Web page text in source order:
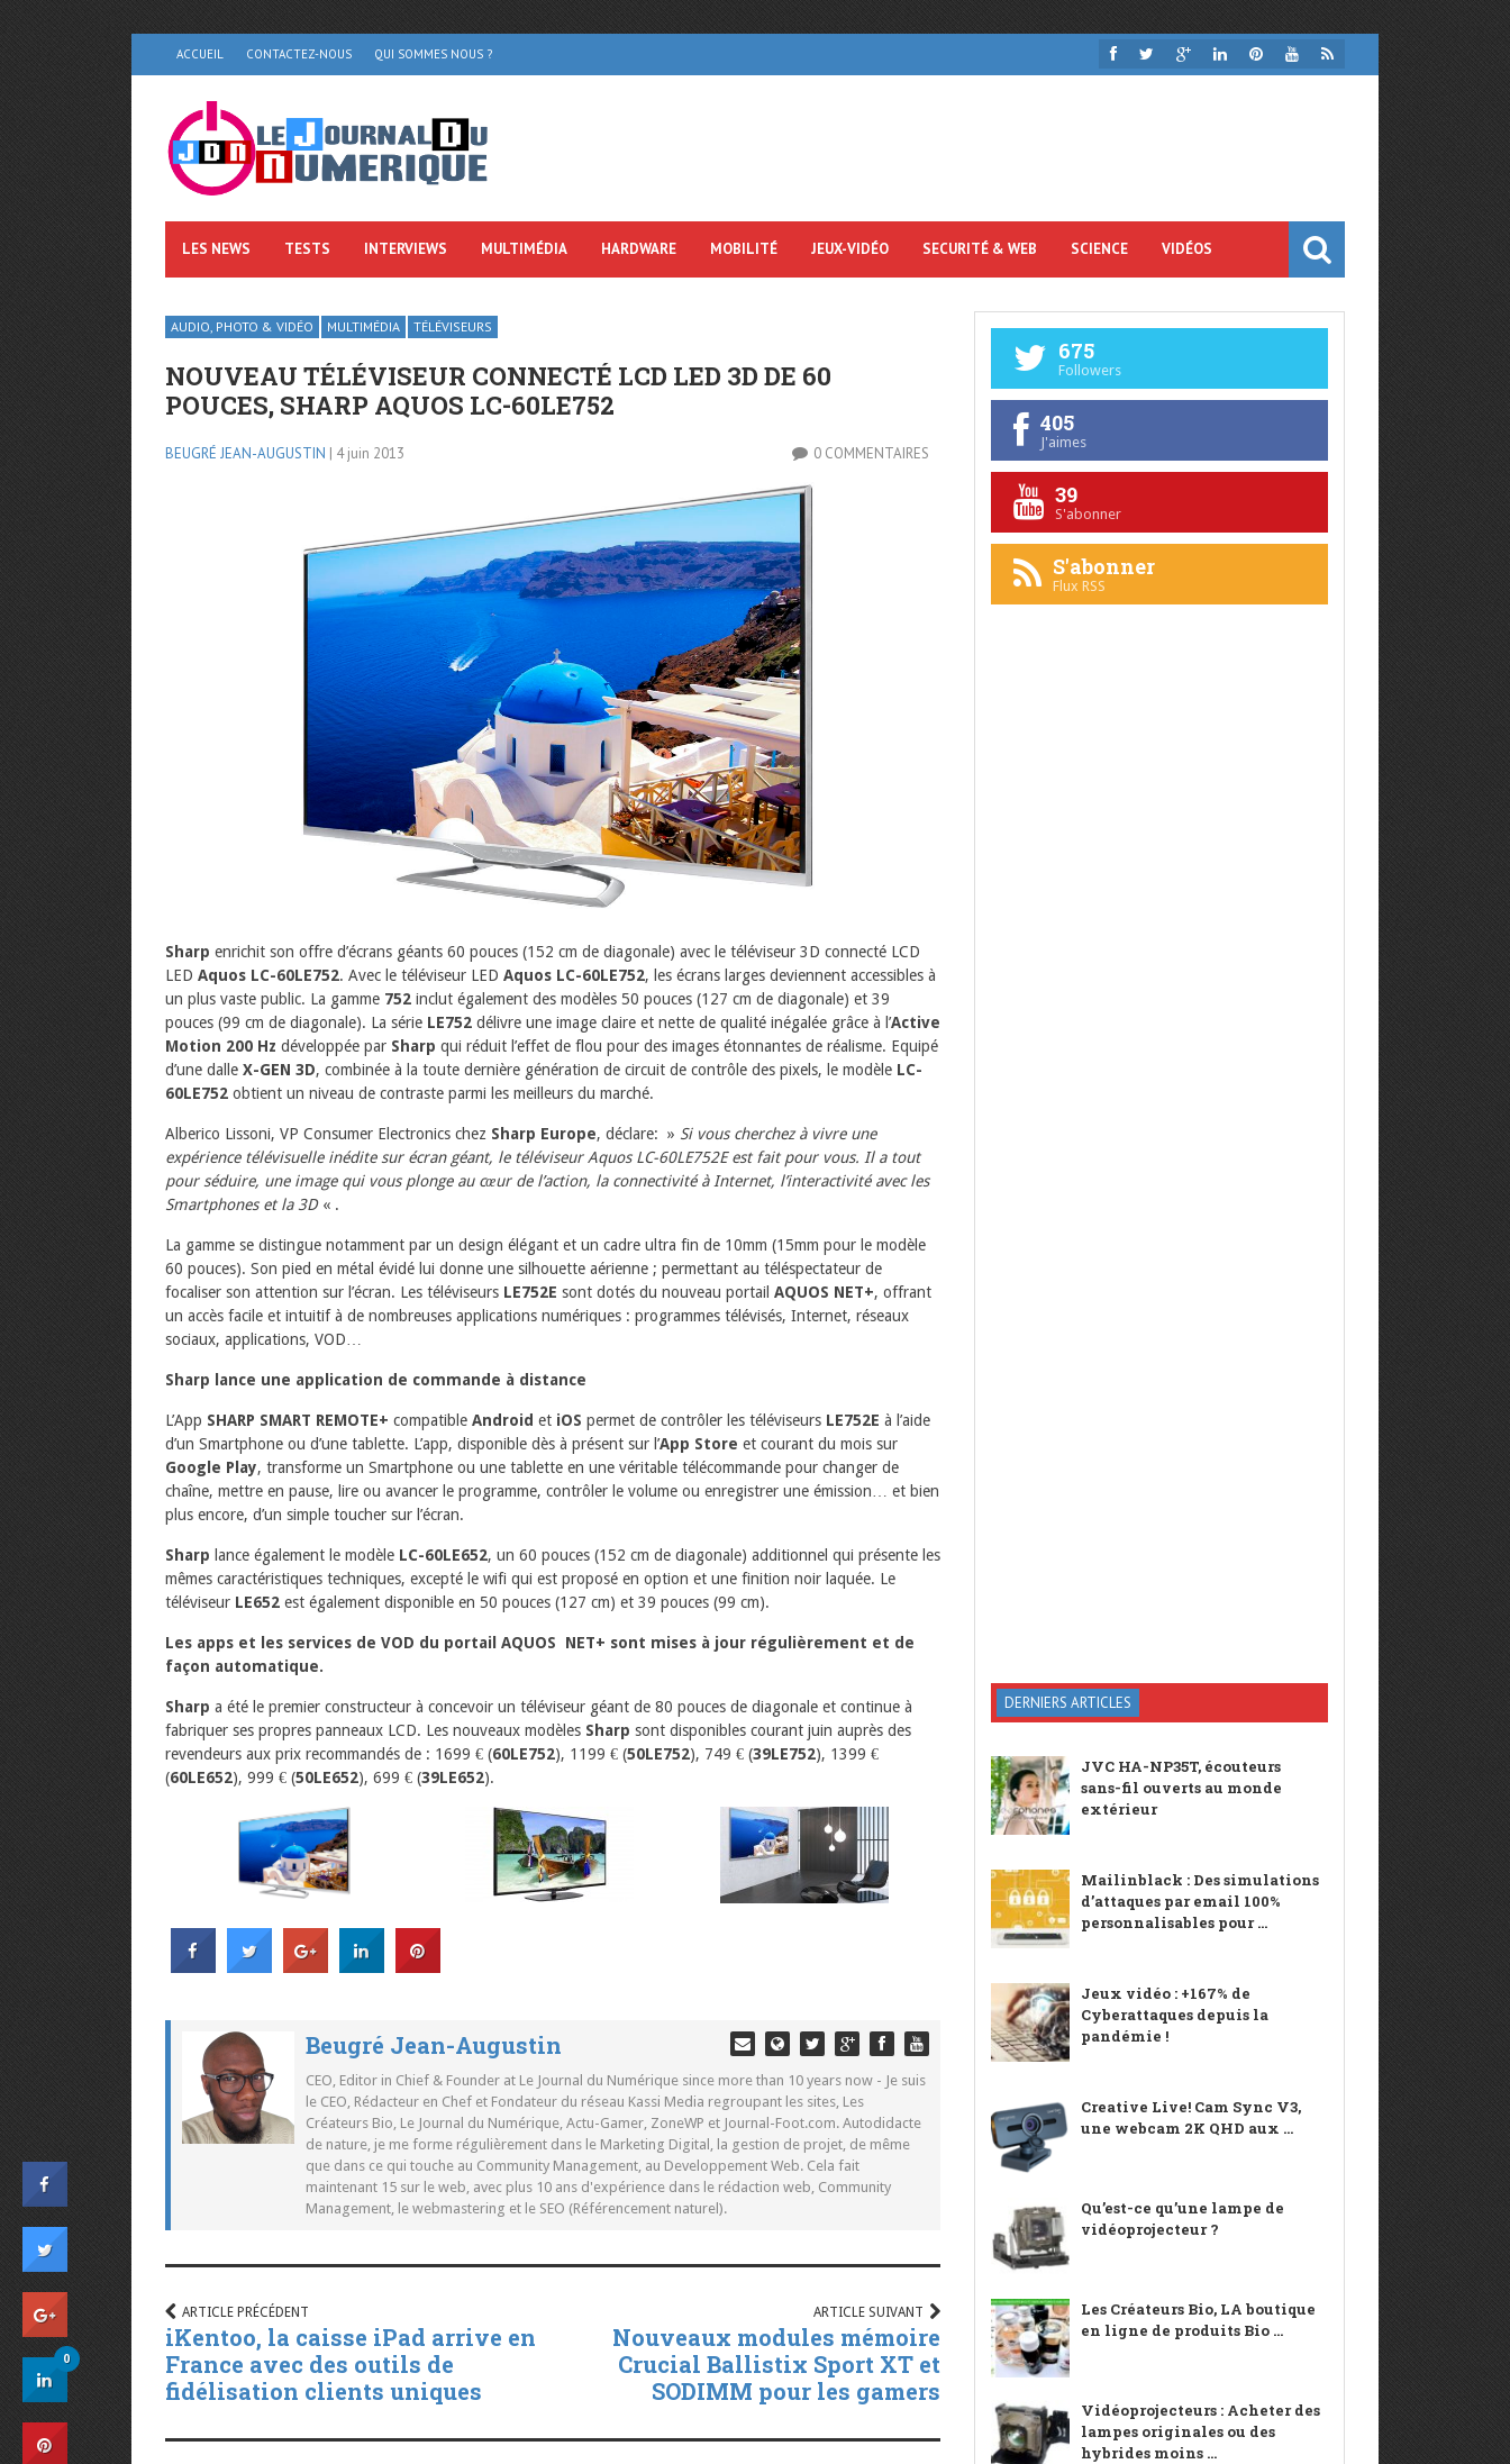
ACCUEIL CONTACTEZ-NOUS QUI SOMMES NOUS ?
LES NEWS TESTS INTERVIEWS MULTIMÉDIA HARDWARE MOBILITÉ JEUX-VIDÉO SECURITÉ & WEB SCIENCE VIDÉOS
AUDIO, PHOTO & VIDÉO MULTIMÉDIA TÉLÉVISEURS
NOUVEAU TÉLÉVISEUR CONNECTÉ LCD LED 3D DE 60
POUCES, SHARP AQUOS LC-60LE752
BEUGRÉ JEAN-AUGUSTIN | 4 juin 2013 0 COMMENTAIRES
Sharp enrichit son offre d’écrans géants 60 pouces (152 cm de diagonale) avec le téléviseur 3D connecté LCD
LED Aquos LC-60LE752. Avec le téléviseur LED Aquos LC-60LE752, les écrans larges deviennent accessibles à
un plus vaste public. La gamme 752 inclut également des modèles 50 pouces (127 cm de diagonale) et 39
pouces (99 cm de diagonale). La série LE752 délivre une image claire et nette de qualité inégalée grâce à l’Active
Motion 200 Hz développée par Sharp qui réduit l’effet de flou pour des images étonnantes de réalisme. Equipé
d’une dalle X-GEN 3D, combinée à la toute dernière génération de circuit de contrôle des pixels, le modèle LC-
60LE752 obtient un niveau de contraste parmi les meilleurs du marché.
Alberico Lissoni, VP Consumer Electronics chez Sharp Europe, déclare: » Si vous cherchez à vivre une
expérience télévisuelle inédite sur écran géant, le téléviseur Aquos LC-60LE752E est fait pour vous. Il a tout
pour séduire, une image qui vous plonge au cœur de l’action, la connectivité à Internet, l’interactivité avec les
Smartphones et la 3D « .
La gamme se distingue notamment par un design élégant et un cadre ultra fin de 10mm (15mm pour le modèle
60 pouces). Son pied en métal évidé lui donne une silhouette aérienne ; permettant au téléspectateur de
focaliser son attention sur l’écran. Les téléviseurs LE752E sont dotés du nouveau portail AQUOS NET+, offrant
un accès facile et intuitif à de nombreuses applications numériques : programmes télévisés, Internet, réseaux
sociaux, applications, VOD…
Sharp lance une application de commande à distance
L’App SHARP SMART REMOTE+ compatible Android et iOS permet de contrôler les téléviseurs LE752E à l’aide
d’un Smartphone ou d’une tablette. L’app, disponible dès à présent sur l’App Store et courant du mois sur
Google Play, transforme un Smartphone ou une tablette en une véritable télécommande pour changer de
chaîne, mettre en pause, lire ou avancer le programme, contrôler le volume ou enregistrer une émission… et bien
plus encore, d’un simple toucher sur l’écran.
Sharp lance également le modèle LC-60LE652, un 60 pouces (152 cm de diagonale) additionnel qui présente les
mêmes caractéristiques techniques, excepté le wifi qui est proposé en option et une finition noir laquée. Le
téléviseur LE652 est également disponible en 50 pouces (127 cm) et 39 pouces (99 cm).
Les apps et les services de VOD du portail AQUOS NET+ sont mises à jour régulièrement et de
façon automatique.
Sharp a été le premier constructeur à concevoir un téléviseur géant de 80 pouces de diagonale et continue à
fabriquer ses propres panneaux LCD. Les nouveaux modèles Sharp sont disponibles courant juin auprès des
revendeurs aux prix recommandés de : 1699 € (60LE752), 1199 € (50LE752), 749 € (39LE752), 1399 €
(60LE652), 999 € (50LE652), 699 € (39LE652).
Beugré Jean-Augustin
CEO, Editor in Chief & Founder at Le Journal du Numérique since more than 10 years now - Je suis
le CEO, Rédacteur en Chef et Fondateur du réseau Kassi Media regroupant les sites, Les
Créateurs Bio, Le Journal du Numérique, Actu-Gamer, ZoneWP et Journal-Foot.com. Autodidacte
de nature, je me forme régulièrement dans le Marketing Digital, la gestion de projet, de même
que dans ce qui touche au Community Management, au Developpement Web. Cela fait
maintenant 15 sur le web, avec plus 10 ans d'expérience dans le rédaction web, Community
Management, le webmastering et le SEO (Référencement naturel).
ARTICLE PRÉCÉDENT
iKentoo, la caisse iPad arrive en
France avec des outils de
fidélisation clients uniques
ARTICLE SUIVANT
Nouveaux modules mémoire
Crucial Ballistix Sport XT et
SODIMM pour les gamers
675
Followers
405
J'aimes
39
S'abonner
S'abonner
Flux RSS
DERNIERS ARTICLES
JVC HA-NP35T, écouteurs
sans-fil ouverts au monde
extérieur
Mailinblack : Des simulations
d’attaques par email 100%
personnalisables pour ...
Jeux vidéo : +167% de
Cyberattaques depuis la
pandémie !
Creative Live! Cam Sync V3,
une webcam 2K QHD aux ...
Qu’est-ce qu’une lampe de
vidéoprojecteur ?
Les Créateurs Bio, LA boutique
en ligne de produits Bio ...
Vidéoprojecteurs : Acheter des
lampes originales ou des
hybrides moins ...
0